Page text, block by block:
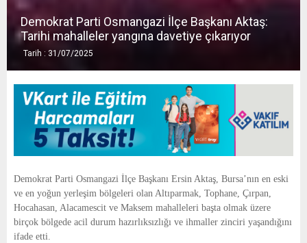
A
E
N
Demokrat Parti Osmangazi İlçe Başkanı Aktaş:
Tarihi mahalleler yangına davetiye çıkarıyor
Tarih : 31/07/2025
Demokrat Parti Osmangazi İlçe Başkanı Ersin Aktaş, Bursa’nın en eski
ve en yoğun yerleşim bölgeleri olan Altıparmak, Tophane, Çırpan,
Hocahasan, Alacamescit ve Maksem mahalleleri başta olmak üzere
birçok bölgede acil durum hazırlıksızlığı ve ihmaller zinciri yaşandığını
ifade etti.